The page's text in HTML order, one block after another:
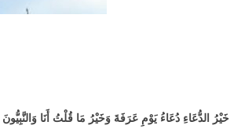
خَيْرُ الدُّعَاءِ دُعَاءُ يَوْمِ عَرَفَةَ وَخَيْرُ مَا قُلْتُ أَنَا